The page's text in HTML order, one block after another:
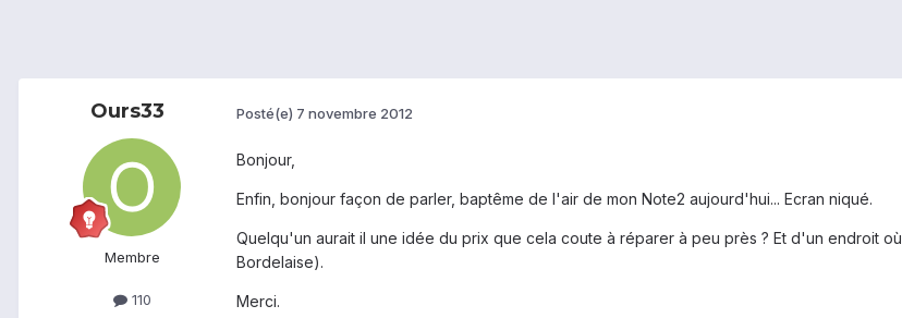
Ours33
Membre
110
Posté(e) 7 novembre 2012
Bonjour,
Enfin, bonjour façon de parler, baptême de l'air de mon Note2 aujourd'hui... Ecran niqué.
Quelqu'un aurait il une idée du prix que cela coute à réparer à peu près ? Et d'un endroit
Bordelaise).
Merci.